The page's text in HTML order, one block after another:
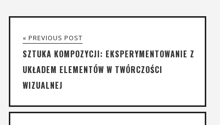
« PREVIOUS POST
SZTUKA KOMPOZYCJI: EKSPERYMENTOWANIE Z
UKŁADEM ELEMENTÓW W TWÓRCZOŚCI
WIZUALNEJ